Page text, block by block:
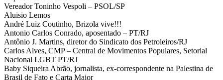
Vereador Toninho Vespoli – PSOL/SP
Aluisio Lemos
André Luiz Coutinho, Brizola vive!!!
Antonio Carlos Conrado, aposentado – PT/RJ
Antônio J. Martins, diretor do Sindicato dos Petroleiros/RJ
Carlos Alves, CMP – Central de Movimentos Populares, Setorial
Nacional LGBT PT/RJ
Baby Siqueira Abrão, jornalista, ex-correspondente na Palestina de
Brasil de Fato e Carta Maior